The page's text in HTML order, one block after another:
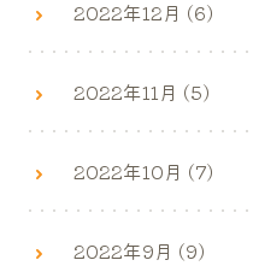
2022年12月 (6)
2022年11月 (5)
2022年10月 (7)
2022年9月 (9)